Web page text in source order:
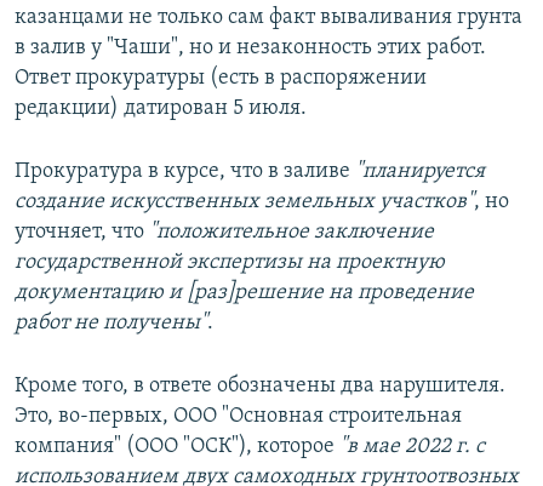
казанцами не только сам факт вываливания грунта
в залив у "Чаши", но и незаконность этих работ.
Ответ прокуратуры (есть в распоряжении
редакции) датирован 5 июля.
Прокуратура в курсе, что в заливе "планируется
создание искусственных земельных участков", но
уточняет, что "положительное заключение
государственной экспертизы на проектную
документацию и [раз]решение на проведение
работ не получены".
Кроме того, в ответе обозначены два нарушителя.
Это, во-первых, ООО "Основная строительная
компания" (ООО "ОСК"), которое "в мае 2022 г. с
использованием двух самоходных грунтоотвозных